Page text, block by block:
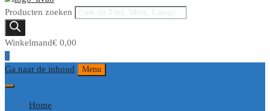
Producten zoeken
Winkelmand€ 0,00
0
Ga naar de inhoud
Menu
Home